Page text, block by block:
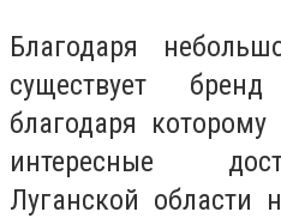
Благодаря
существует
благодаря
интересные
Луганской области